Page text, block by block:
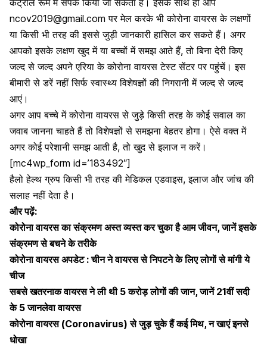
कंट्रोल रूम में संपर्क किया जा सकता है। इसके साथ ही आप
ncov2019@gmail.com पर मेल करके भी कोरोना वायरस के लक्षणों
या किसी भी तरह की इससे जुड़ी जानकारी हासिल कर सकते हैं। अगर
आपको इसके लक्षण खुद में या बच्चों में समझ आते हैं, तो बिना देरी किए
जल्द से जल्द अपने एरिया के कोरोना वायरस टेस्ट सेंटर पर पहुंचें। इस
बीमारी से डरें नहीं सिर्फ स्वास्थ्य विशेषज्ञों की निगरानी में जल्द से जल्द
आएं।
अगर आप बच्चे मेंकोरोना वायरस से जुड़े किसी तरह के कोई सवाल का
जवाब जानना चाहते हैं तो विशेषज्ञों से समझना बेहतर होगा। ऐसे वक्त में
अगर कोई परेशानी समझ आती है, तो खुद से इलाज न करें।
[mc4wp_form id=’183492″]
हैलो हेल्थ ग्रुप किसी भी तरह की मेडिकल एडवाइस,इलाज और जांच की
सलाह नहीं देता है।
और पढ़ें:
कोरोना वायरस का संक्रमण अस्त व्यस्त कर चुका है आम जीवन, जानें इसके
संक्रमण से बचने के तरीके
कोरोना वायरस अपडेट : चीन ने वायरस से निपटने के लिए लोगों से मांगी ये
चीज
सबसे खतरनाक वायरस ने ली थी 5 करोड़ लोगों की जान, जानें 21वीं सदी
के 5 जानलेवा वायरस
कोरोना वायरस (Coronavirus) से जुड़ चुके हैं कई मिथ, न खाएं इनसे
धोखा